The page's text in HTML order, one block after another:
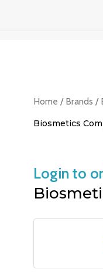
Home / Brands /
Biosmetics
Login to